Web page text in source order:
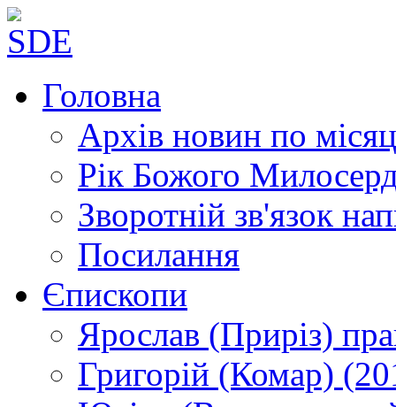
Головна
Архів новин по
Рік Божого
Зворотній зв'язок
Посилання
Єпископи
Ярослав (Приріз)
Григорій (Комар)